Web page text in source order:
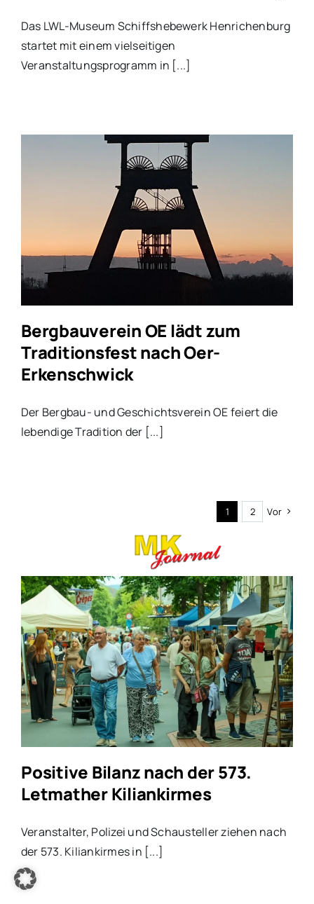
Das LWL-Museum Schiffshebewerk Henrichenburg
startet mit einem vielseitigen
Veranstaltungsprogramm in [...]
Bergbauverein OE lädt zum
Traditionsfest nach Oer-
Erkenschwick
Der Bergbau- und Geschichtsverein OE feiert die
lebendige Tradition der [...]
1 2 Vor
Positive Bilanz nach der 573.
Letmather Kiliankirmes
Veranstalter, Polizei und Schausteller ziehen nach
der 573. Kiliankirmes in [...]